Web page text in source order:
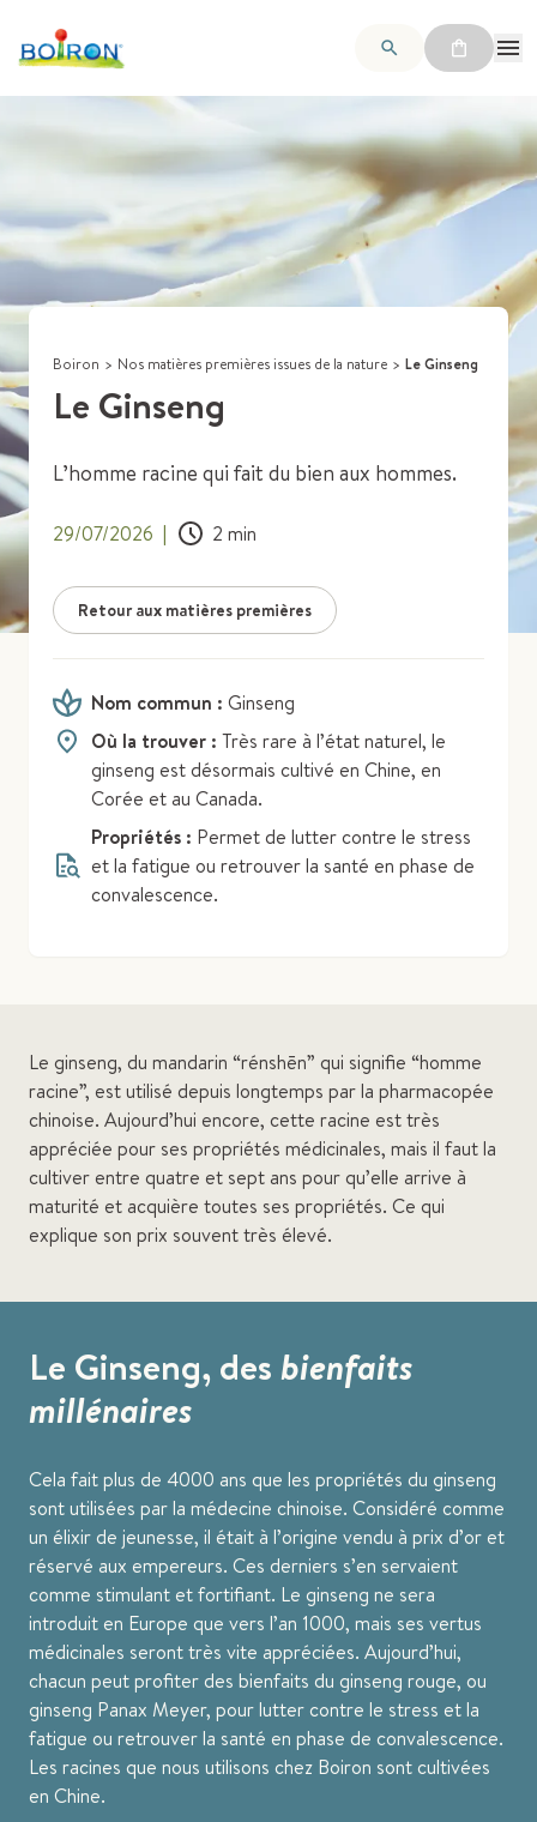
Boiron > Nos matières premières issues de la nature > Le Ginseng
Le Ginseng
L’homme racine qui fait du bien aux hommes.
29/07/2026 | 2 min
Retour aux matières premières
Nom commun : Ginseng
Où la trouver : Très rare à l’état naturel, le
ginseng est désormais cultivé en Chine, en
Corée et au Canada.
Propriétés : Permet de lutter contre le stress
et la fatigue ou retrouver la santé en phase de
convalescence.
Le ginseng, du mandarin “rénshēn” qui signifie “homme
racine”, est utilisé depuis longtemps par la pharmacopée
chinoise. Aujourd’hui encore, cette racine est très
appréciée pour ses propriétés médicinales, mais il faut la
cultiver entre quatre et sept ans pour qu’elle arrive à
maturité et acquière toutes ses propriétés. Ce qui
explique son prix souvent très élevé.
Le Ginseng, desbienfaits
millénaires
Cela fait plus de 4000 ans que les propriétés du ginseng
sont utilisées par la médecine chinoise. Considéré comme
un élixir de jeunesse, il était à l’origine vendu à prix d’or et
réservé aux empereurs. Ces derniers s’en servaient
comme stimulant et fortifiant. Le ginseng ne sera
introduit en Europe que vers l’an 1000, mais ses vertus
médicinales seront très vite appréciées. Aujourd’hui,
chacun peut profiter des bienfaits du ginseng rouge, ou
ginseng Panax Meyer, pour lutter contre le stress et la
fatigue ou retrouver la santé en phase de convalescence.
Les racines que nous utilisons chez Boiron sont cultivées
en Chine.